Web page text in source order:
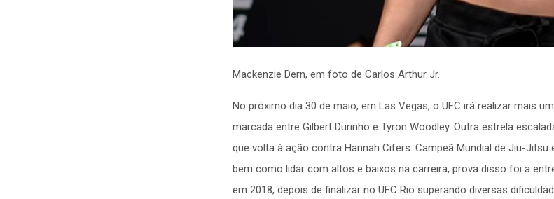
Mackenzie Dern, em foto de Carlos Arthur Jr.
No próximo dia 30 de maio, em Las Vegas, o UFC irá realizar mais
marcada entre Gilbert Durinho e Tyron Woodley. Outra estrela
que volta à ação contra Hannah Cifers. Campeã Mundial de Jiu-Jitsu
bem como lidar com altos e baixos na carreira, prova disso foi a
em 2018, depois de finalizar no UFC Rio superando diversas